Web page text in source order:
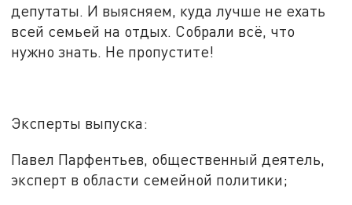
депутаты. И выясняем, куда лучше не ехать
всей семьей на отдых. Собрали всё, что
нужно знать. Не пропустите!
Эксперты выпуска:
Павел Парфентьев, общественный деятель,
эксперт в области семейной политики;